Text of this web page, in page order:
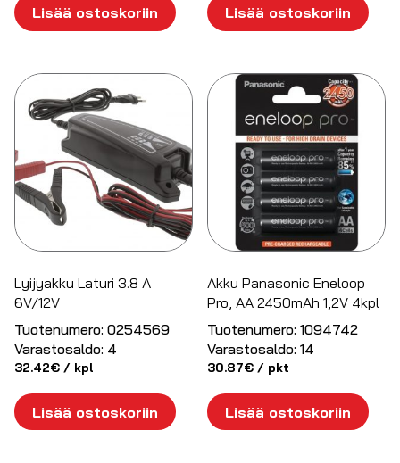
Lisää ostoskoriin Lisää ostoskoriin
Lyijyakku Laturi 3.8 A
6V/12V
Tuotenumero: 0254569
Varastosaldo: 4
32.42€ / kpl
Lisää ostoskoriin
Akku Panasonic Eneloop
Pro, AA 2450mAh 1,2V 4kpl
Tuotenumero: 1094742
Varastosaldo: 14
30.87€ / pkt
Lisää ostoskoriin